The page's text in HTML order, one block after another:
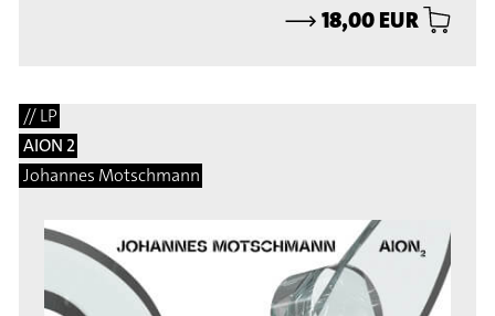
⟶18,00 EUR
// LP
AION 2
Johannes Motschmann